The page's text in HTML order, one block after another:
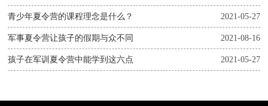
2021-05-27
青少年夏令营的课程理念是什么？
2021-08-16
军事夏令营让孩子的假期与众不同
2021-05-27
孩子在军训夏令营中能学到这六点